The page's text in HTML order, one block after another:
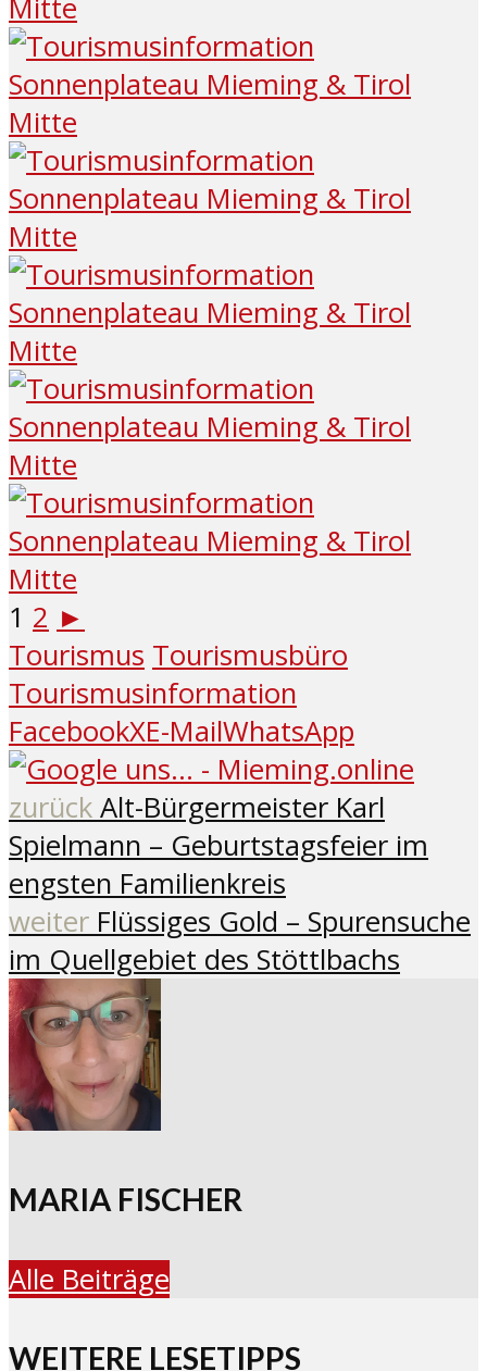
1 2 ►
Tourismus Tourismusbüro
Tourismusinformation
FacebookXE-MailWhatsApp
zurück Alt-Bürgermeister Karl
Spielmann – Geburtstagsfeier im
engsten Familienkreis
weiter Flüssiges Gold – Spurensuche
im Quellgebiet des Stöttlbachs
MARIA FISCHER
Alle Beiträge
WEITERE LESETIPPS